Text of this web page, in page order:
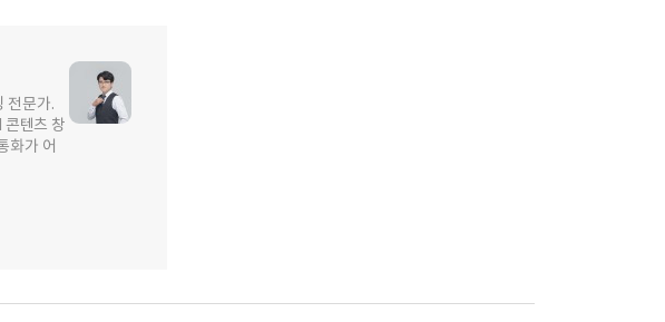
전문가.
텐츠 창
화가 어